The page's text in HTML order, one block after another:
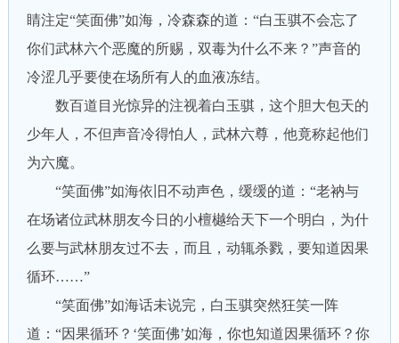
睛注定“笑面佛”如海，冷森森的道：“白玉骐不会忘了
你们武林六个恶魔的所赐，双毒为什么不来？”声音的
冷涩几乎要使在场所有人的血液冻结。
数百道目光惊异的注视着白玉骐，这个胆大包天的
少年人，不但声音冷得怕人，武林六尊，他竟称起他们
为六魔。
“笑面佛”如海依旧不动声色，缓缓的道：“老衲与
在场诸位武林朋友今日的小檀樾给天下一个明白，为什
么要与武林朋友过不去，而且，动辄杀戮，要知道因果
循环……”
“笑面佛”如海话未说完，白玉骐突然狂笑一阵
道：“因果循环？‘笑面佛’如海，你也知道因果循环？你